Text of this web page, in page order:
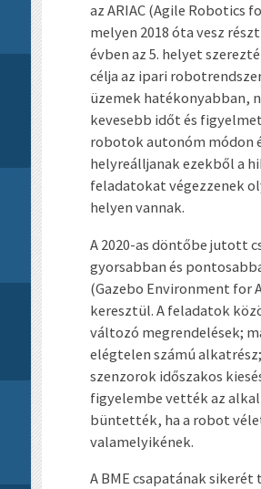
az ARIAC (Agile
melyen 2018 óta vesz
évben az 5. helyet
célja az ipari
üzemek hatékonyabban,
kevesebb időt és
robotok autonóm módon
helyreálljanak ezekből a
feladatokat végezzenek
helyen vannak.
A 2020-as döntőbe jutott
gyorsabban és
(Gazebo Environment
keresztül. A feladatok
változó megrendelések;
elégtelen számú
szenzorok időszakos
figyelembe vették az
büntették, ha a robot
valamelyikének.
A BME csapatának